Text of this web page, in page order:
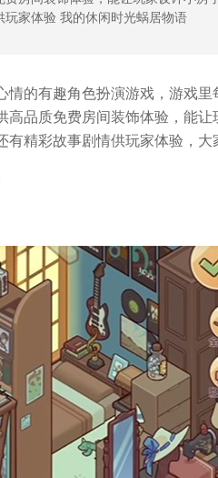
家体验 我的休闲时光蜗居物语
情的有趣角色扮演游戏，游戏
高品质免费房间装饰体验，能
精彩故事剧情供玩家体验，大